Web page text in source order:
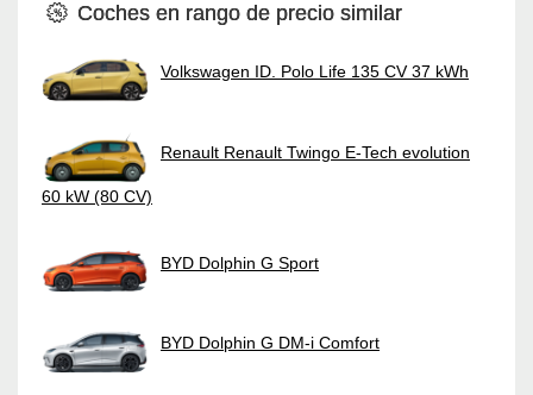
Coches en rango de precio similar
Volkswagen ID. Polo Life 135 CV 37 kWh
Renault Renault Twingo E-Tech evolution
60 kW (80 CV)
BYD Dolphin G Sport
BYD Dolphin G DM-i Comfort